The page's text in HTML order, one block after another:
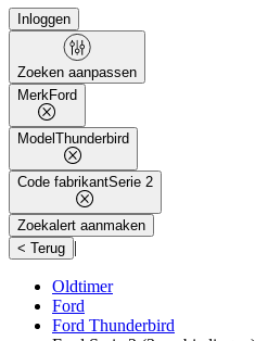
Inloggen
Zoeken aanpassen
MerkFord
Model Thunderbird
Code fabrikantSerie 2
Zoekalert aanmaken
< Terug |
Oldtimer
Ford
Ford Thunderbird